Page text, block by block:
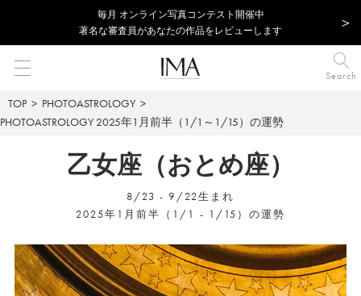
毎⽉ オンライン写真コンテスト開催中
著名な審査員があなたの作品をレビューします
Search
TOP
PHOTOASTROLOGY
PHOTOASTROLOGY 2025年1月前半（1/1～1/15）の運勢
乙女座（おとめ座）
8/23 - 9/22生まれ
2025年1月前半（1/1 - 1/15）の運勢